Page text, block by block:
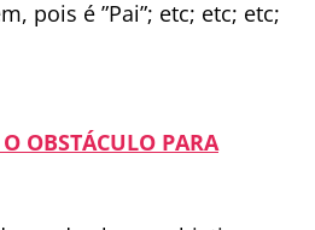
pois é ”Pai”; etc; etc; etc;
OBSTÁCULO PARA